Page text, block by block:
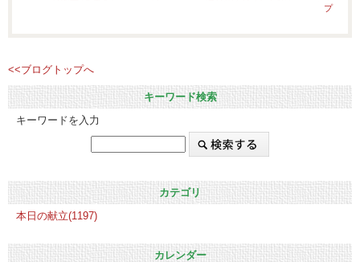
プ
<<ブログトップへ
キーワード検索
キーワードを入力
カテゴリ
本日の献立(1197)
カレンダー